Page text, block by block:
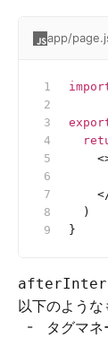
app/
  )
}
以下のような
タグマ